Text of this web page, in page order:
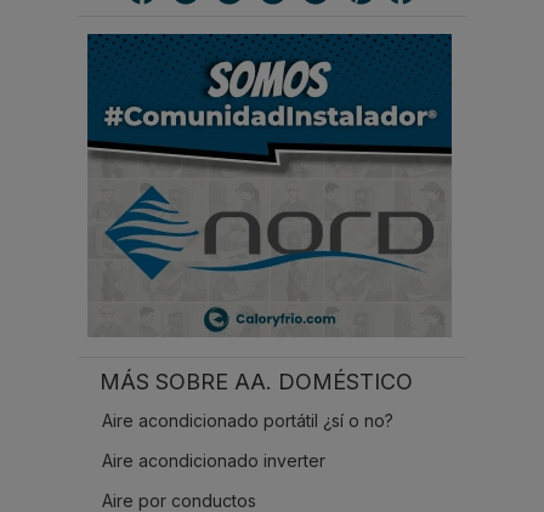
r
.
MÁS SOBRE AA. DOMÉSTICO
Aire acondicionado portátil ¿sí o no?
Aire acondicionado inverter
Aire por conductos